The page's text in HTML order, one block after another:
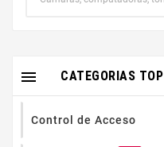
CATEGORIAS TOP

Control de Acceso